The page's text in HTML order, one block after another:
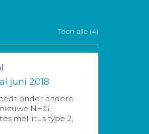
Toon alle (4)
juni 2018
onder andere
NHG-
mellitus type 2,